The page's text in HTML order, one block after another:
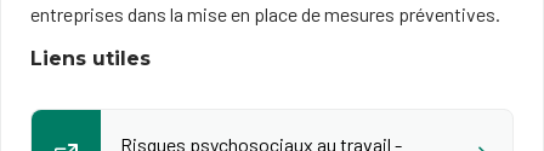
entreprises dans la mise en place de mesures préventives.
Liens utiles
Risques psychosociaux au travail -